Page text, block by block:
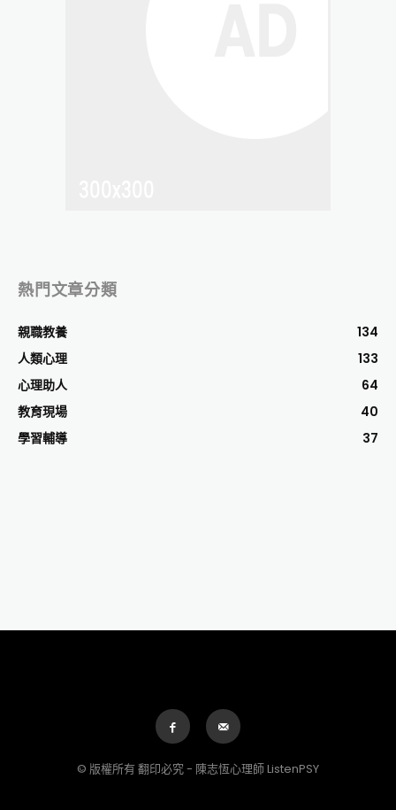
熱門文章分類
親職教養
134
人類心理
133
心理助人
64
教育現場
40
學習輔導
37
© 版權所有 翻印必究 - 陳志恆心理師 ListenPSY